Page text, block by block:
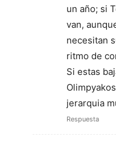
un año; si
van,
necesitan
ritmo de
Si estas
jerarquia
Respuesta